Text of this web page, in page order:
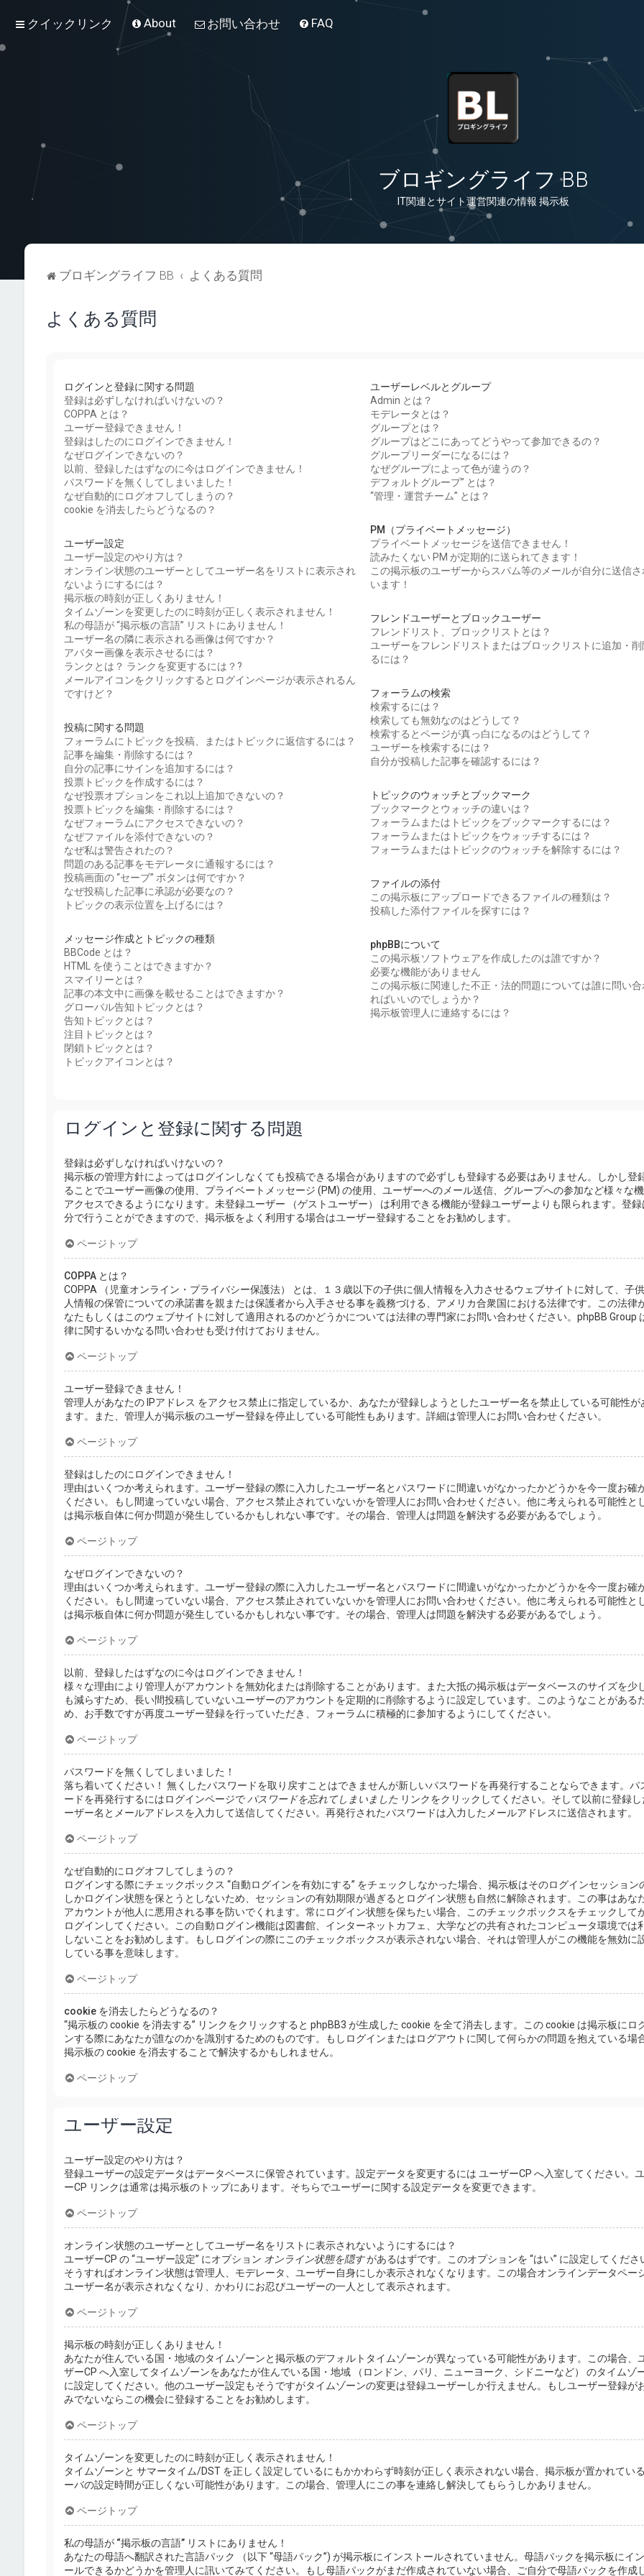
クイックリンク About お問い合わせ FAQ
ブロギングライフ BB
IT関連とサイト運営関連の情報 掲示板
ブロギングライフ BB よくある質問
よくある質問
ログインと登録に関する問題
登録は必ずしなければいけないの？
COPPA とは？
ユーザー登録できません！
登録はしたのにログインできません！
なぜログインできないの？
以前、登録したはずなのに今はログインできません！
パスワードを無くしてしまいました！
なぜ自動的にログオフしてしまうの？
cookie を消去したらどうなるの？
ユーザー設定
ユーザー設定のやり方は？
オンライン状態のユーザーとしてユーザー名をリストに表示され
ないようにするには？
掲示板の時刻が正しくありません！
タイムゾーンを変更したのに時刻が正しく表示されません！
私の母語が “掲示板の言語” リストにありません！
ユーザー名の隣に表示される画像は何ですか？
アバター画像を表示させるには？
ランクとは？ ランクを変更するには？?
メールアイコンをクリックするとログインページが表示されるん
ですけど？
投稿に関する問題
フォーラムにトピックを投稿、またはトピックに返信するには？
記事を編集・削除するには？
自分の記事にサインを追加するには？
投票トピックを作成するには？
なぜ投票オプションをこれ以上追加できないの？
投票トピックを編集・削除するには？
なぜフォーラムにアクセスできないの？
なぜファイルを添付できないの？
なぜ私は警告されたの？
問題のある記事をモデレータに通報するには？
投稿画面の “セーブ” ボタンは何ですか？
なぜ投稿した記事に承認が必要なの？
トピックの表示位置を上げるには？
メッセージ作成とトピックの種類
BBCode とは？
HTML を使うことはできますか？
スマイリーとは？
記事の本文中に画像を載せることはできますか？
グローバル告知トピックとは？
告知トピックとは？
注目トピックとは？
閉鎖トピックとは？
トピックアイコンとは？
ユーザーレベルとグループ
Admin とは？
モデレータとは？
グループとは？
グループはどこにあってどうやって参加できるの？
グループリーダーになるには？
なぜグループによって色が違うの？
デフォルトグループ” とは？
“管理・運営チーム” とは？
PM（プライベートメッセージ）
プライベートメッセージを送信できません！
読みたくない PM が定期的に送られてきます！
この掲示板のユーザーからスパム等のメールが自分に送信
います！
フレンドユーザーとブロックユーザー
フレンドリスト、ブロックリストとは？
ユーザーをフレンドリストまたはブロックリストに追加・
るには？
フォーラムの検索
検索するには？
検索しても無効なのはどうして？
検索するとページが真っ白になるのはどうして？
ユーザーを検索するには？
自分が投稿した記事を確認するには？
トピックのウォッチとブックマーク
ブックマークとウォッチの違いは？
フォーラムまたはトピックをブックマークするには？
フォーラムまたはトピックをウォッチするには？
フォーラムまたはトピックのウォッチを解除するには？
ファイルの添付
この掲示板にアップロードできるファイルの種類は？
投稿した添付ファイルを探すには？
phpBBについて
この掲示板ソフトウェアを作成したのは誰ですか？
必要な機能がありません
この掲示板に関連した不正・法的問題については誰に問い
ればいいのでしょうか？
掲示板管理人に連絡するには？
ログインと登録に関する問題
登録は必ずしなければいけないの？
掲示板の管理方針によってはログインしなくても投稿できる場合がありますので必ずしも登録する必要はありません。しかし登
ることでユーザー画像の使用、プライベートメッセージ (PM) の使用、ユーザーへのメール送信、グループへの参加など様々な
アクセスできるようになります。未登録ユーザー （ゲストユーザー） は利用できる機能が登録ユーザーよりも限られます。登録
分で行うことができますので、掲示板をよく利用する場合はユーザー登録することをお勧めします。
ページトップ
COPPA とは？
COPPA （児童オンライン・プライバシー保護法） とは、１３歳以下の子供に個人情報を入力させるウェブサイトに対して、子
人情報の保管についての承諾書を親または保護者から入手させる事を義務づける、アメリカ合衆国における法律です。この法律
なたもしくはこのウェブサイトに対して適用されるのかどうかについては法律の専門家にお問い合わせください。phpBB Group
律に関するいかなる問い合わせも受け付けておりません。
ページトップ
ユーザー登録できません！
管理人があなたの IPアドレス をアクセス禁止に指定しているか、あなたが登録しようとしたユーザー名を禁止している可能性が
ます。また、管理人が掲示板のユーザー登録を停止している可能性もあります。詳細は管理人にお問い合わせください。
ページトップ
登録はしたのにログインできません！
理由はいくつか考えられます。ユーザー登録の際に入力したユーザー名とパスワードに間違いがなかったかどうかを今一度お確
ください。もし間違っていない場合、アクセス禁止されていないかを管理人にお問い合わせください。他に考えられる可能性と
は掲示板自体に何か問題が発生しているかもしれない事です。その場合、管理人は問題を解決する必要があるでしょう。
ページトップ
なぜログインできないの？
理由はいくつか考えられます。ユーザー登録の際に入力したユーザー名とパスワードに間違いがなかったかどうかを今一度お確
ください。もし間違っていない場合、アクセス禁止されていないかを管理人にお問い合わせください。他に考えられる可能性と
は掲示板自体に何か問題が発生しているかもしれない事です。その場合、管理人は問題を解決する必要があるでしょう。
ページトップ
以前、登録したはずなのに今はログインできません！
様々な理由により管理人がアカウントを無効化または削除することがあります。また大抵の掲示板はデータベースのサイズを少
も減らすため、長い間投稿していないユーザーのアカウントを定期的に削除するように設定しています。このようなことがある
め、お手数ですが再度ユーザー登録を行っていただき、フォーラムに積極的に参加するようにしてください。
ページトップ
パスワードを無くしてしまいました！
落ち着いてください！ 無くしたパスワードを取り戻すことはできませんが新しいパスワードを再発行することならできます。パ
ードを再発行するにはログインページで パスワードを忘れてしまいましたリンクをクリックしてください。そして以前に登録し
ーザー名とメールアドレスを入力して送信してください。再発行されたパスワードは入力したメールアドレスに送信されます。
ページトップ
なぜ自動的にログオフしてしまうの？
ログインする際にチェックボックス “自動ログインを有効にする” をチェックしなかった場合、掲示板はそのログインセッション
しかログイン状態を保とうとしないため、セッションの有効期限が過ぎるとログイン状態も自然に解除されます。この事はあな
アカウントが他人に悪用される事を防いでくれます。常にログイン状態を保ちたい場合、このチェックボックスをチェックして
ログインしてください。この自動ログイン機能は図書館、インターネットカフェ、大学などの共有されたコンピュータ環境では
しないことをお勧めします。もしログインの際にこのチェックボックスが表示されない場合、それは管理人がこの機能を無効に
している事を意味します。
ページトップ
cookie を消去したらどうなるの？
“掲示板の cookie を消去する” リンクをクリックすると phpBB3 が生成した cookie を全て消去します。この cookie は掲示板にロ
ンする際にあなたが誰なのかを識別するためのものです。もしログインまたはログアウトに関して何らかの問題を抱えている場
掲示板の cookie を消去することで解決するかもしれません。
ページトップ
ユーザー設定
ユーザー設定のやり方は？
登録ユーザーの設定データはデータベースに保管されています。設定データを変更するには ユーザーCP へ入室してください。
ーCP リンクは通常は掲示板のトップにあります。そちらでユーザーに関する設定データを変更できます。
ページトップ
オンライン状態のユーザーとしてユーザー名をリストに表示されないようにするには？
ユーザーCP の “ユーザー設定” にオプション オンライン状態を隠すがあるはずです。このオプションを “はい” に設定してくださ
そうすればオンライン状態は管理人、モデレータ、ユーザー自身にしか表示されなくなります。この場合オンラインデータペー
ユーザー名が表示されなくなり、かわりにお忍びユーザーの一人として表示されます。
ページトップ
掲示板の時刻が正しくありません！
あなたが住んでいる国・地域のタイムゾーンと掲示板のデフォルトタイムゾーンが異なっている可能性があります。この場合、
ザーCP へ入室してタイムゾーンをあなたが住んでいる国・地域 （ロンドン、パリ、ニューヨーク、シドニーなど） のタイムゾ
に設定してください。他のユーザー設定もそうですがタイムゾーンの変更は登録ユーザーしか行えません。もしユーザー登録が
みでないならこの機会に登録することをお勧めします。
ページトップ
タイムゾーンを変更したのに時刻が正しく表示されません！
タイムゾーンと サマータイム/DST を正しく設定しているにもかかわらず時刻が正しく表示されない場合、掲示板が置かれてい
ーバの設定時間が正しくない可能性があります。この場合、管理人にこの事を連絡し解決してもらうしかありません。
ページトップ
私の母語が “掲示板の言語” リストにありません！
あなたの母語へ翻訳された言語パック （以下 “母語パック”) が掲示板にインストールされていません。母語パックを掲示板にイ
ールできるかどうかを管理人に訊いてみてください。もし母語パックがまだ作成されていない場合、ご自分で母語パックを作成